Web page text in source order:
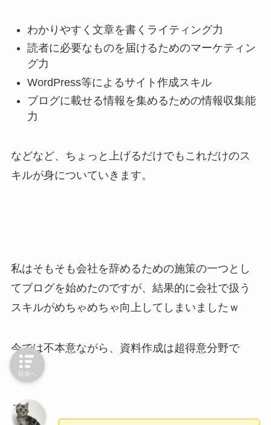
わかりやすく文章を書くライティング力
読者に必要なものを届けるためのマーケティン
グ力
WordPress等によるサイト作成スキル
ブログに載せる情報を集めるための情報収集能
力
などなど、ちょっと上げるだけでもこれだけのス
キルが身についていきます。
私はそもそも会社を辞めるための施策の一つとし
てブログを始めたのですが、結果的に会社で扱う
スキルがめちゃめちゃ向上してしまいましたｗ
今では不本意ながら、資料作成は超得意分野で
す。。
ろく
目次へ